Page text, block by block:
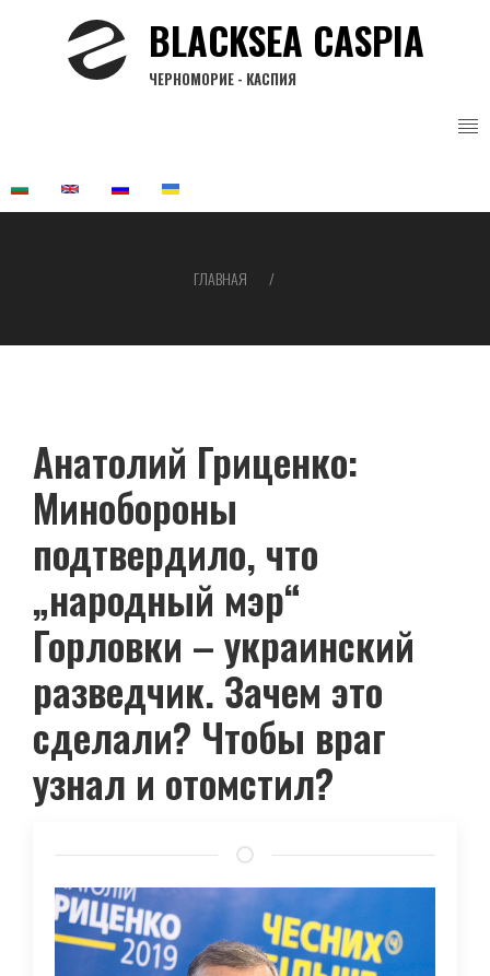
BLACKSEA CASPIA
ЧЕРНОМОРИЕ - КАСПИЯ
навигации
ГЛАВНАЯ
Анатолий Гриценко:
Минобороны
подтвердило, что
„народный мэр“
Горловки – украинский
разведчик. Зачем это
сделали? Чтобы враг
узнал и отомстил?